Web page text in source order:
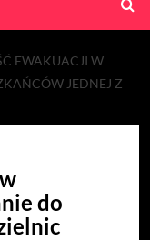
EWAKUACJI W
JEDNEJ Z
do